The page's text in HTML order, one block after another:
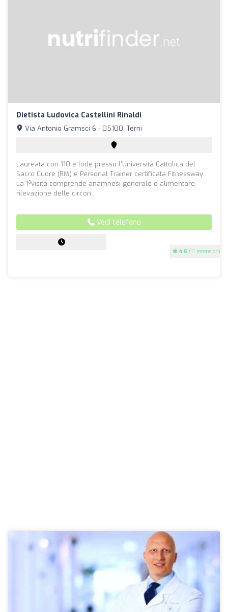
Dietista Ludovica Castellini Rinaldi
4.6 (11 recensioni)
Via Antonio Gramsci 6 - 05100, Terni
Laureata con 110 e lode presso l’Università Cattolica del
Sacro Cuore (RM) e Personal Trainer certificata Fitnessway.
La 1ªvisita comprende anamnesi generale e alimentare,
rilevazione delle circon...
Vedi telefono